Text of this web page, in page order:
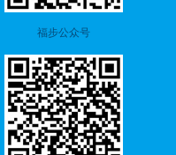
福步公众号